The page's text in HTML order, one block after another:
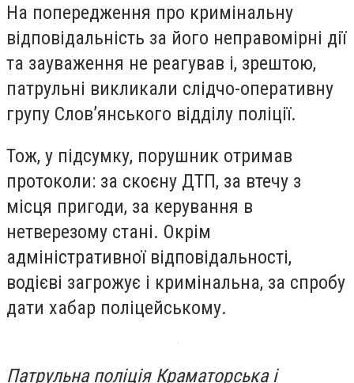
На попередження про кримінальну
відповідальність за його неправомірні дії
та зауваження не реагував і, зрештою,
патрульні викликали слідчо-оперативну
групу Слов’янського відділу поліції.
Тож, у підсумку, порушник отримав
протоколи: за скоєну ДТП, за втечу з
місця пригоди, за керування в
нетверезому стані. Окрім
адміністративної відповідальності,
водієві загрожує і кримінальна, за спробу
дати хабар поліцейському.
Патрульна поліція Краматорська і